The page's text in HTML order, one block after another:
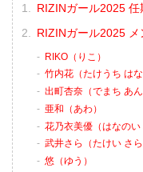
RIZINガール2025 任
RIZINガール2025 メ
RIKO（りこ）
竹内花（たけうち はな
出町杏奈（でまち あん
亜和（あわ）
花乃衣美優（はなのい
武井さら（たけい さら
悠（ゆう）